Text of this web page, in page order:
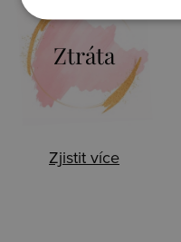
Ztráta
Zjistit více